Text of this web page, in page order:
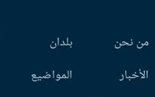
نحن
بلدان
المواضيع